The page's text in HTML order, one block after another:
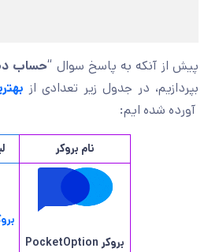
پیش از آنکه به پاسخ سوال “حساب
بپردازیم، در جدول زیر تعدادی از
آورده شده ایم:
نام بروکر
بروکر PocketOption